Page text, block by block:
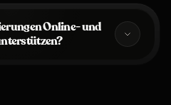
Online- und